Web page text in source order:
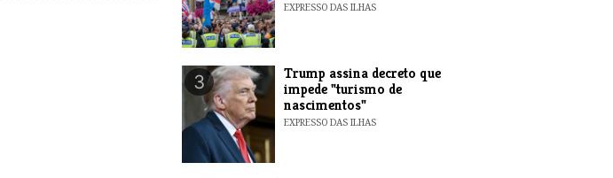
EXPRESSO DAS ILHAS
3
Trump assina decreto que
impede "turismo de
nascimentos"
EXPRESSO DAS ILHAS